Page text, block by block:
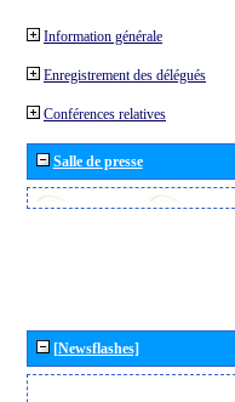
Information générale
Enregistrement des délégués
Conférences relatives
Salle de presse
[Newsflashes]